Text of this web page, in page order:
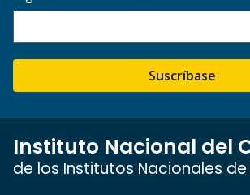
Suscríbase
Instituto Nacional del
de los Institutos Nacionales de